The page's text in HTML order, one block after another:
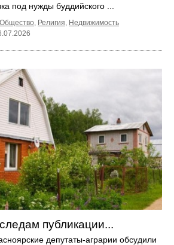
под нужды буддийского ...
Общество, Религия, Недвижимость
публикации...
депутаты-аграрии обсудили